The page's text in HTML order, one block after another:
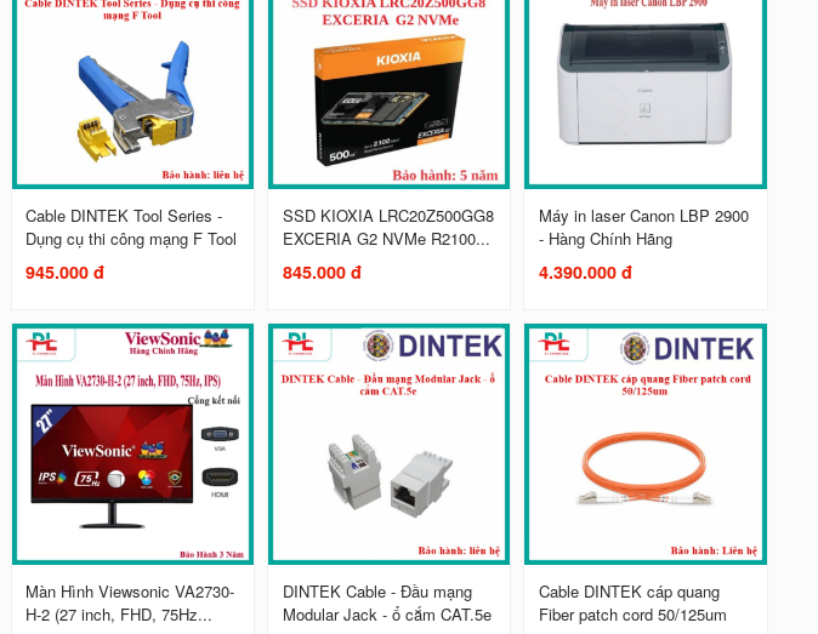
Cable DINTEK Tool Series -
Dụng cụ thi công mạng F Tool
945.000 đ
SSD KIOXIA LRC20Z500GG8
EXCERIA G2 NVMe R2100...
845.000 đ
Máy in laser Canon LBP 2900
- Hàng Chính Hãng
4.390.000 đ
Màn Hình Viewsonic VA2730-
H-2 (27 inch, FHD, 75Hz...
DINTEK Cable - Đầu mạng
Modular Jack - ổ cắm CAT.5e
Cable DINTEK cáp quang
Fiber patch cord 50/125um